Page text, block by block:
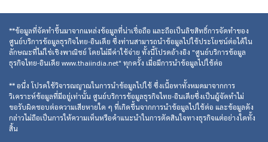
**ข้อมูลที่จัดทำขึ้นมาจากแหล่งข้อมูลที่น่าเชื่อถือ และถือเป็นลิขสิทธิ์การจัดทำของ
ศูนย์บริการข้อมูลธุรกิจไทย-อินเดีย ซึ่งท่านสามารถนำข้อมูลไปใช้ประโยชน์ต่อได้ใน
ลักษณะที่ไม่ใช่เชิงพาณิชย์ โดยไม่มีค่าใช้จ่าย ทั้งนี้โปรดอ้างอิง "ศูนย์บริการข้อมูล
ธุรกิจไทย-อินเดีย www.thaiindia.net" ทุกครั้ง เมื่อมีการนำข้อมูลไปใช้ต่อ
** อนึ่ง โปรดใช้วิจารณญาณในการนำข้อมูลไปใช้ ซึ่งเนื้อหาทั้งหมดมาจากการ
วิเคราะห์ข้อมูลที่มีอยู่เท่านั้น ศูนย์บริการข้อมูลธุรกิจไทย-อินเดียซึ่งเป็นผู้จัดทำไม่
ขอรับผิดชอบต่อความเสียหายใด ๆ ที่เกิดขึ้นจากการนำข้อมูลไปใช้ต่อ และข้อมูลดัง
กล่าวไม่ถือเป็นการให้ความเห็นหรือคำแนะนำในการตัดสินใจทางธุรกิจแต่อย่างใดทั้ง
สิ้น